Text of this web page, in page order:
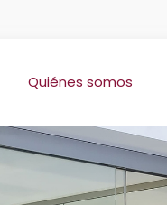
Quiénes somos